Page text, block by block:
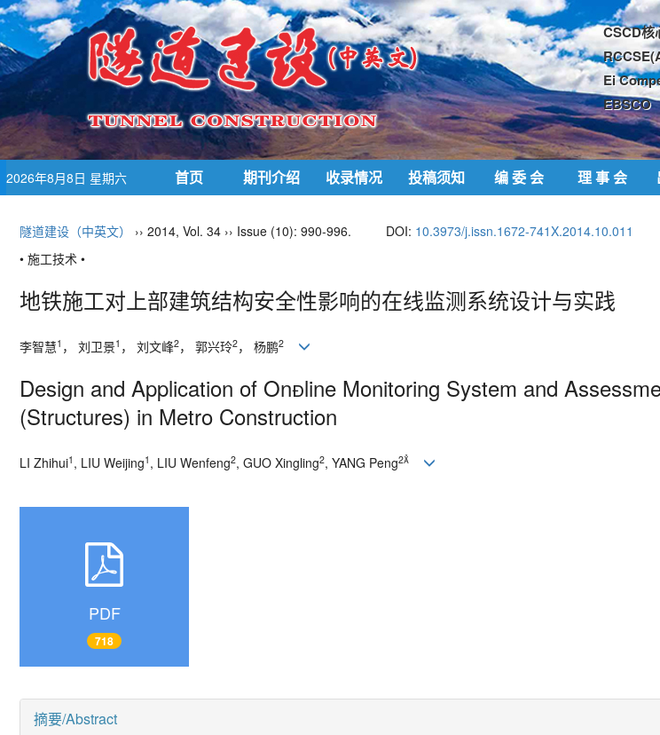
CSCD核
Ei
EBSCO
2026年8月8日 星期六 首页 期刊介绍 收录情况 投稿须知 编 委 会 理 事 会
隧道建设（中英文） ›› 2014, Vol. 34 ›› Issue (10): 990-996. DOI: 10.3973/j.issn.1672-741X.2014.10.011
• 施工技术 •
地铁施工对上部建筑结构安全性影响的在线监测系统设计与实践
李智慧1 ， 刘卫景1 ， 刘文峰2， 郭兴玲2， 杨鹏2
Design and Application of Online Monitoring System and
(Structures) in Metro Construction
LI Zhihui1 , LIU Weijing1 , LIU Wenfeng2, GUO Xingling2, YANG Peng2
PDF
718
摘要/Abstract